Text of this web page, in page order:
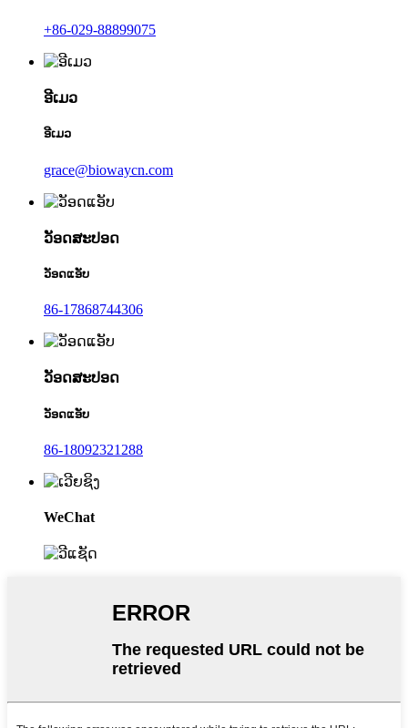
+86-029-88899075
ອີເມວ
ອີເມວ
grace@biowaycn.com
ວັອດສະປອດ
ວັອດແອັບ
86-17868744306
ວັອດສະປອດ
ວັອດແອັບ
86-18092321288
WeChat